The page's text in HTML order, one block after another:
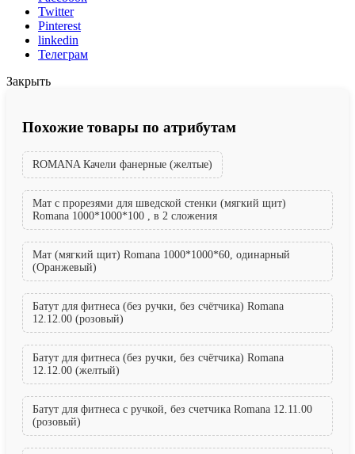
Twitter
Pinterest
linkedin
Телеграм
Закрыть
Похожие товары по атрибутам
ROMANA Качели фанерные (желтые)
Мат с прорезями для шведской стенки (мягкий щит)
Romana 1000*1000*100 , в 2 сложения
Мат (мягкий щит) Romana 1000*1000*60, одинарный
(Оранжевый)
Батут для фитнеса (без ручки, без счётчика) Romana
12.12.00 (розовый)
Батут для фитнеса (без ручки, без счётчика) Romana
12.12.00 (желтый)
Батут для фитнеса с ручкой, без счетчика Romana 12.11.00
(розовый)